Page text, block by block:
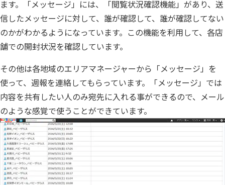
ます。「メッセージ」には、「閲覧状況確認機能」があり、送
信したメッセージに対して、誰が確認して、誰が確認してない
のかがわかるようになっています。この機能を利用して、各店
舗での開封状況を確認しています。
その他は各地域のエリアマネージャーから「メッセージ」を
使って、週報を連絡してもらっています。「メッセージ」では
内容を共有したい人のみ宛先に入れる事ができるので、メール
のような感覚で使うことができています。